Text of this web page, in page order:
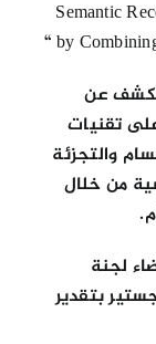
“ Semantic
by
عن
تقنيات
والتجزئة
من خلال
لجنة
بتقدير